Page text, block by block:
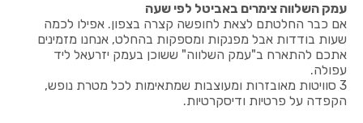
עמק השלווה צימרים באביטל לפי שעה
אם כבר החלטתם לצאת לחופשה קצרה בצפון. אפילו לכמה
שעות בודדות אבל מפנקות ומספקות בהחלט, אנחנו מזמינים
אתכם להתארח ב"עמק השלווה" ששוכן בעמק יזרעאל ליד
עפולה.
3 סוויטות מאובזרות ומעוצבות שמתאימות לכל מטרת נופש,
הקפדה על פרטיות ודיסקרטיות.